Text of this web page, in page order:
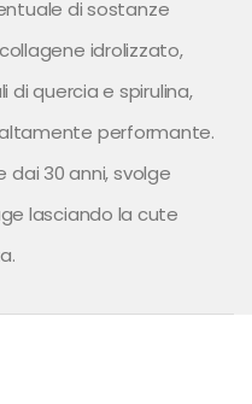
di sostanze
idrolizzato,
quercia e spiru­lina,
performante.
30 anni, svolge
lasciando la cute